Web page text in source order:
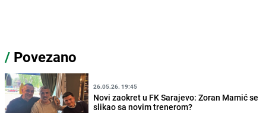
/ Povezano
26.05.26. 19:45
Novi zaokret u FK Sarajevo: Zoran Mamić se
slikao sa novim trenerom?